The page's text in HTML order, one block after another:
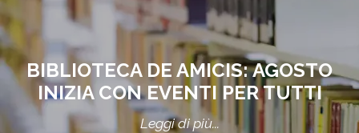
BIBLIOTECA DE AMICIS: AGOSTO
INIZIA CON EVENTI PER TUTTI
Leggi di più...